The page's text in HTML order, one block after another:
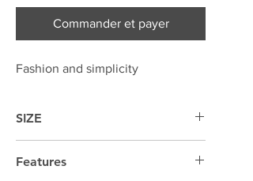
Commander et payer
Fashion and simplicity
SIZE
13.5cm*9cm*2.5cm
Features